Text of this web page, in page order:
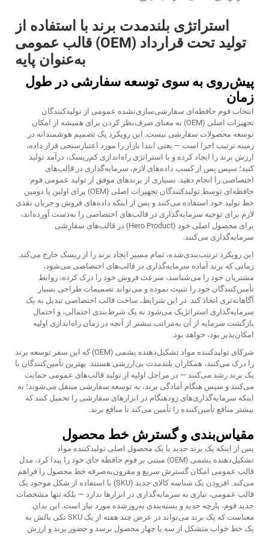
استراتژی بلندمدت برند با استفاده از
تولید تحت قرارداد (OEM) قالب عمومی
به‌عنوان پایه
پیش‌روی به سوی توسعه سفارشی در طول
زمان
انتخاب فوم حافظه‌ای سفارشی‌سازی‌نشده عمومی از تولیدکنندگان
تجهیزات اصلی (OEM) به معنای صرف‌نظر کردن برای همیشه از امکان
توسعه محصولات سفارشی نیست. این رویکرد یک تصمیم هوشمندانه در
زمینه ترتیب اجرا است — یعنی ابتدا بازار را مورد اعتبارسنجی قرار داده،
ارزش برند را ایجاد کرده و با استراتژی راه‌اندازی کم‌ریسک، درآمد تولید
کنید؛ سپس پس از کسب داده‌های لازم، سرمایه‌گذاری در قالب‌های
اختصاصی را انجام دهید. بسیاری از برندهای موفق از تولید عمومی فوم
حافظه‌ای توسط تولیدکنندگان تجهیزات اصلی (OEM) برای اولین یا دومین
خط تولید خود استفاده می‌کنند و پس از اینکه داده‌های فروش و جریان نقدی
لازم برای توجیه سرمایه‌گذاری در قالب‌های اختصاصی را به‌دست آورده‌اند،
برای محصول اصلی خود (Hero Product) در قالب‌های سفارشی
سرمایه‌گذاری می‌کنند.
این رویکرد ترتیب‌بندی‌شده، تمام مسیر ایجاد برند را از ریسک خارج می‌کند.
زمانی که برند آماده سرمایه‌گذاری در قالب‌های اختصاصی می‌شود،
مشتریان خود را می‌شناسد، سرعت فروش خود را درک کرده، روابط
تأمین‌کنندگان خود را تثبیت نموده و می‌تواند تصمیمات طراحی بسیار
آگاهانه‌تری اتخاذ کند. در این شرایط، ساخت قالب اختصاصی تبدیل به یک
سرمایه‌گذاری استراتژیک می‌شود نه یک شرط‌بندی احتمالی، و احتمال
بازگشت سرمایه از آن به‌مراتب بیشتر از آنچه در زمان راه‌اندازی اولیه
امکان‌پذیر بود، خواهد بود.
شرکای تولیدکننده مواد تشکیل‌دهنده پشمی (OEM) که این سفر توسعه برند
را درک می‌کنند، همکاران بلندمدت بی‌ارزشی هستند. بهترین تأمین‌کنندگان با
یک برند رشد می‌کنند — در مراحل اولیه از تولید قالب‌های عمومی حمایت
می‌کنند و سپس هنگام آمادگی برند، به توسعه سفارشی منتقل می‌شوند؛ نه
اینکه سرمایه‌گذاری‌های زودهنگام در ابزارهای سفارشی را تحمیل کنند که
بیشتر منافع تأمین‌کننده را تأمین می‌کند تا منافع برند.
مقیاس‌بندی و گسترش خط محصول
پس از اینکه یک برند جدید با یک محصول اصلی تولیدکننده مواد
تشکیل‌دهنده پشمی (OEM) مبتنی بر فوم حافظه جای خود را پیدا کرد، مدل
قالب عمومی امکان گسترش سریع و مقرون‌به‌صرفه خط محصول را فراهم
می‌کند. افزودن یک شناسه کالای جدید (SKU) با استفاده از شکل موجود یک
قالب عمومی، نیازی به سرمایه‌گذاری در ابزارها ندارد — بلکه تنها مشخصات
جدید فوم، پارچه جدید و بسته‌بندی به‌روزشده مورد نیاز است. این بدان
معناست که یک برند می‌تواند در عرض چند هفته از یک SKU تکی بالش به
یک خط خواب متشکل از سه یا چهار محصول برسد و حضور برند و ارزش